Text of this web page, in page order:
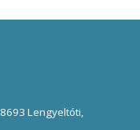
8693 Lengyeltóti,